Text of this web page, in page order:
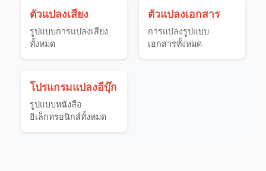
ตัวแปลงเสียง
รูปแบบการแปลงเสียง
ทั้งหมด
ตัวแปลงเอกสาร
การแปลงรูปแบบ
เอกสารทั้งหมด
โปรแกรมแปลงอีบุ๊ก
รูปแบบหนังสือ
อิเล็กทรอนิกส์ทั้งหมด